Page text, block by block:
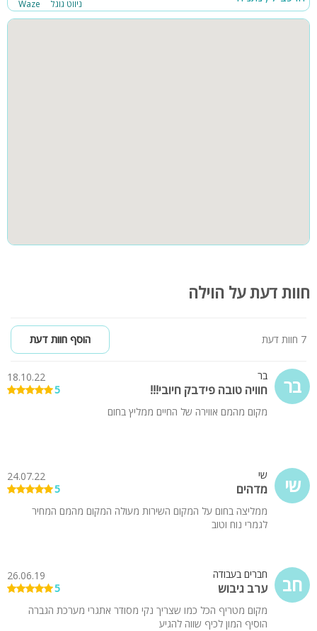
Waze ניווט גוגל
חוות דעת על הוילה
7 חוות דעת הוסף חוות דעת
בר בר
חוויה טובה פידבק חיובי!!!
18.10.22
5
מקום מהמם אווירה של החיים ממליץ בחום
שי שי
מדהים
24.07.22
5
ממליצה בחום על המקום השירות מעולה המקום מהמם המחיר
לגמרי נוח וטוב
חב חברים בעבודה
ערב גיבוש
26.06.19
5
מקום מטריף הכל כמו שצריך נקי מסודר אתגרי מערכת הגברה
הוסיף המון לכיף שווה להגיע